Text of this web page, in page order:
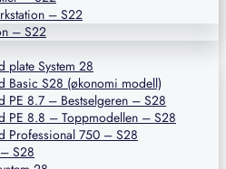
– S22
– S22
plate System 28
Basic S28 (økonomi modell)
PE 8.7 – Bestselgeren – S28
PE 8.8 – Toppmodellen – S28
Professional 750 – S28
S28